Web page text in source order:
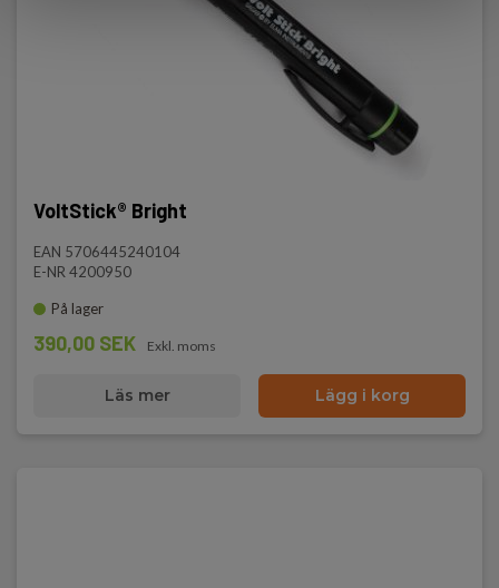
VoltStick® Bright
EAN 5706445240104
E-NR 4200950
På lager
390,00 SEK Exkl. moms
Läs mer Lägg i korg